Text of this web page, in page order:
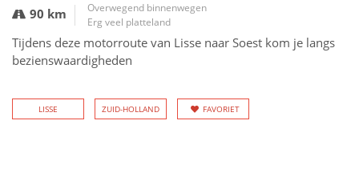
90 km
Overwegend binnenwegen
Erg veel platteland
Tijdens deze motorroute van Lisse naar Soest kom je langs
bezienswaardigheden
LISSE ZUID-HOLLAND FAVORIET